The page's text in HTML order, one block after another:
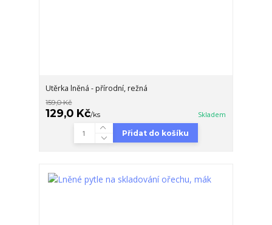
Utěrka lněná - přírodní, režná
159,0 Kč
129,0 Kč/ks Skladem
Přidat do košíku